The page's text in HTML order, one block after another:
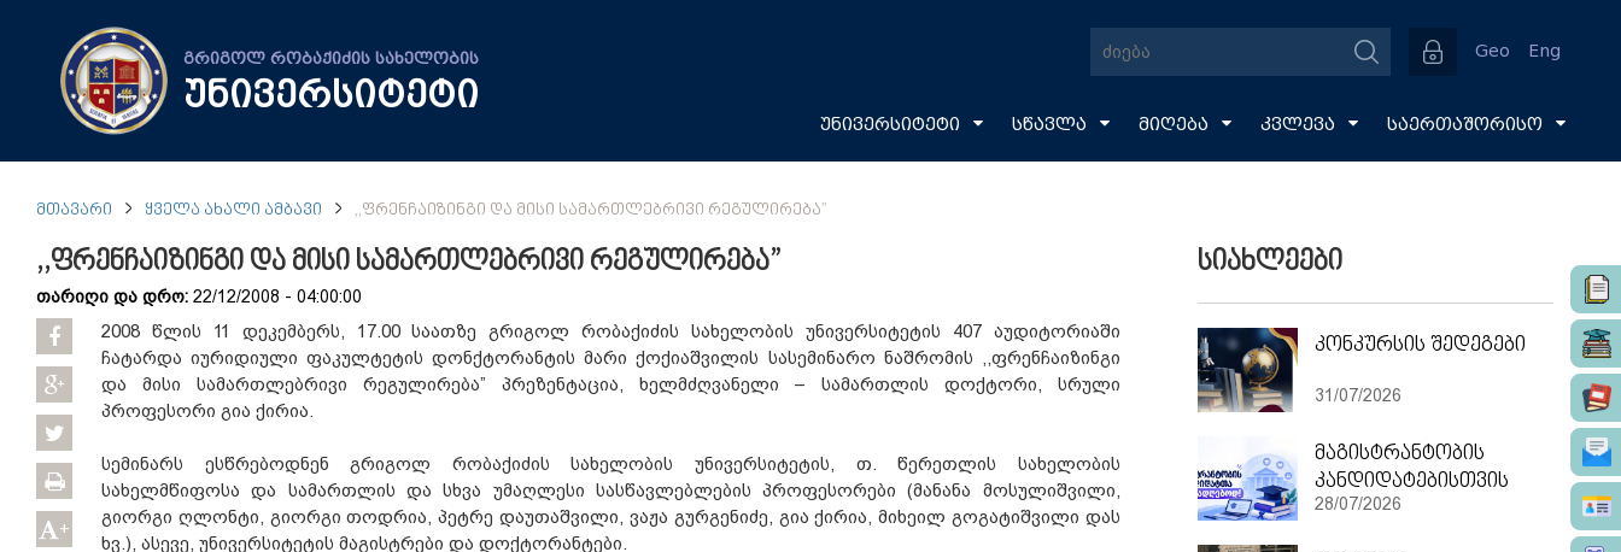
გრიგოლ რობაქიძის სახელობის
უნივერსიტეტი
Geo Eng
უნივერსიტეტი სწავლა მიღება კვლევა საერთაშორისო
ᲛᲗᲐᲕᲐᲠᲘ ᲧᲕᲔᲚᲐ ᲐᲮᲐᲚᲘ ᲐᲛᲑᲐᲕᲘ ,,ᲤᲠᲔᲜᲩᲐᲘᲖᲘᲜᲒᲘ ᲓᲐ ᲛᲘᲡᲘ ᲡᲐᲛᲐᲠᲗᲚᲔᲑᲠᲘᲕᲘ ᲠᲔᲒᲣᲚᲘᲠᲔᲑᲐ”
,,ფრენჩაიზინგი და მისი სამართლებრივი რეგულირება”
თარიღი და დრო: 22/12/2008 - 04:00:00
+
2008 წლის 11 დეკემბერს, 17.00 საათზე გრიგოლ რობაქიძის სახელობის უნივერსიტეტის 407 აუდიტორიაში
ჩატარდა იურიდიული ფაკულტეტის დონქტორანტის მარი ქოქიაშვილის სასემინარო ნაშრომის ,,ფრენჩაიზინგი
და მისი სამართლებრივი რეგულირება” პრეზენტაცია, ხელმძღვანელი – სამართლის დოქტორი, სრული
პროფესორი გია ქირია.
სემინარს ესწრებოდნენ გრიგოლ რობაქიძის სახელობის უნივერსიტეტის, თ. წერეთლის სახელობის
სახელმწიფოსა და სამართლის და სხვა უმაღლესი სასწავლებლების პროფესორები (მანანა მოსულიშვილი,
გიორგი ღლონტი, გიორგი თოდრია, პეტრე დაუთაშვილი, ვაჟა გურგენიძე, გია ქირია, მიხეილ გოგატიშვილი დას
ხვ.), ასევე, უნივერსიტეტის მაგისტრები და დოქტორანტები.
სიახლეები
კონკურსის შედეგები
31/07/2026
მაგისტრანტობის
კანდიდატებისთვის
28/07/2026